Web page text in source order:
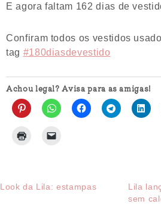
E agora faltam 162 dias de
Confiram todos os vestidos
tag #180diasdevestido
Achou legal? Avisa para as amigas!
Look da Lila: estampas
Lila
sem